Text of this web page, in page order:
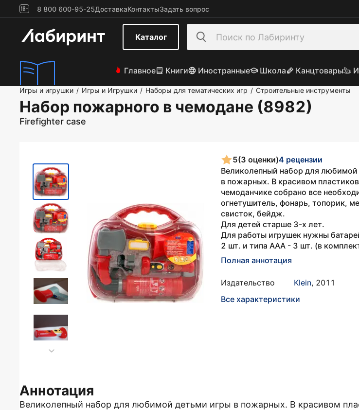
8 800 600-95-25ДоставкаКонтактыЗадать вопрос
Каталог
Главное Книги Иностранные Школа Канцтовары
Игры и игрушки / Игры и Игрушки / Наборы для тематических игр / Строительные инструменты
Набор пожарного в чемодане (8982)
Firefighter case
5(3 оценки)4 рецензии
Великолепный набор для
в пожарных. В красивом
чемоданчике собрано все
огнетушитель, фонарь, топорик,
свисток, бейдж.
Для детей старше 3-х лет.
Для работы игрушек нужны
2 шт. и типа ААА - 3 шт. (в
Полная аннотация
Издательство Klein, 2011
Все характеристики
Аннотация
Великолепный набор для любимой детьми игры в пожарных. В красивом